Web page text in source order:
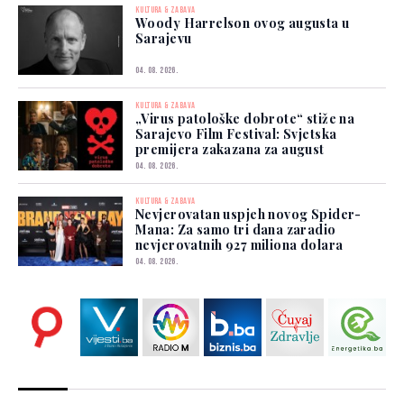
KULTURA & ZABAVA
Woody Harrelson ovog augusta u
Sarajevu
04. 08. 2026.
KULTURA & ZABAVA
„Virus patološke dobrote“ stiže na
Sarajevo Film Festival: Svjetska
premijera zakazana za august
04. 08. 2026.
KULTURA & ZABAVA
Nevjerovatan uspjeh novog Spider-
Mana: Za samo tri dana zaradio
nevjerovatnih 927 miliona dolara
04. 08. 2026.